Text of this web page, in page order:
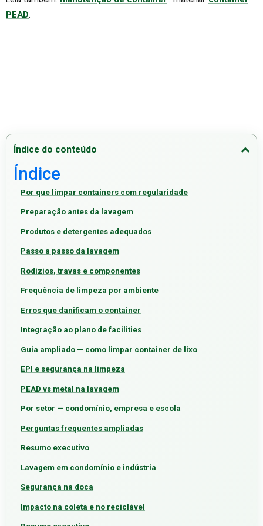
PEAD.
Índice do conteúdo
Índice
Por que limpar containers com regularidade
Preparação antes da lavagem
Produtos e detergentes adequados
Passo a passo da lavagem
Rodízios, travas e componentes
Frequência de limpeza por ambiente
Erros que danificam o container
Integração ao plano de facilities
Guia ampliado — como limpar container de lixo
EPI e segurança na limpeza
PEAD vs metal na lavagem
Por setor — condomínio, empresa e escola
Perguntas frequentes ampliadas
Resumo executivo
Lavagem em condomínio e indústria
Segurança na doca
Impacto na coleta e no reciclável